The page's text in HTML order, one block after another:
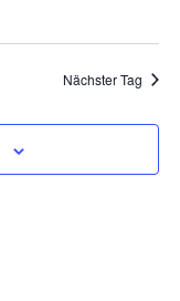
Nächster Tag